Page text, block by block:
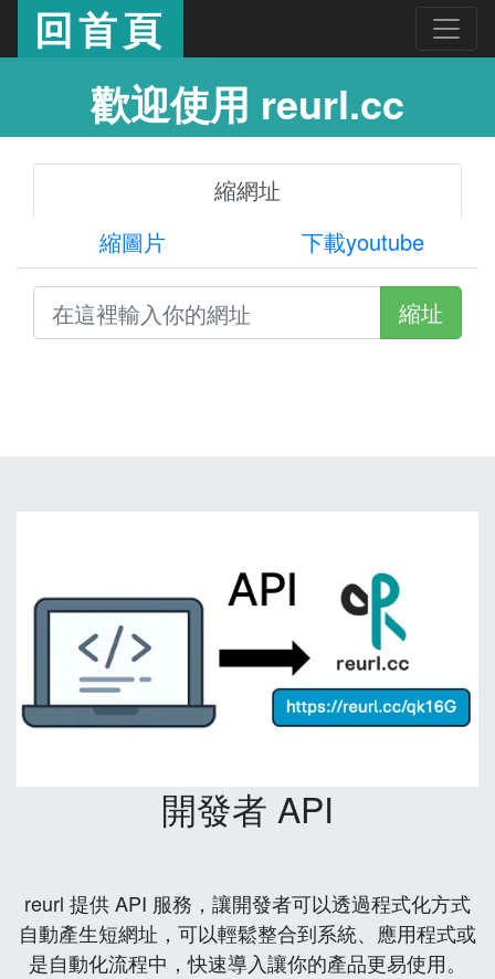
回首頁
歡迎使用 reurl.cc
縮網址
縮圖片
下載youtube
縮址
開發者 API
reurl 提供 API 服務，讓開發者可以透過程式化方式
自動產生短網址，可以輕鬆整合到系統、應用程式或
是自動化流程中，快速導入讓你的產品更易使用。